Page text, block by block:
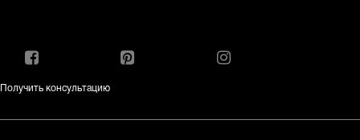
Получить консультацию